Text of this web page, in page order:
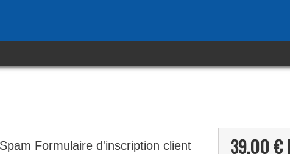
Formulaire d'inscription client
39,00 €